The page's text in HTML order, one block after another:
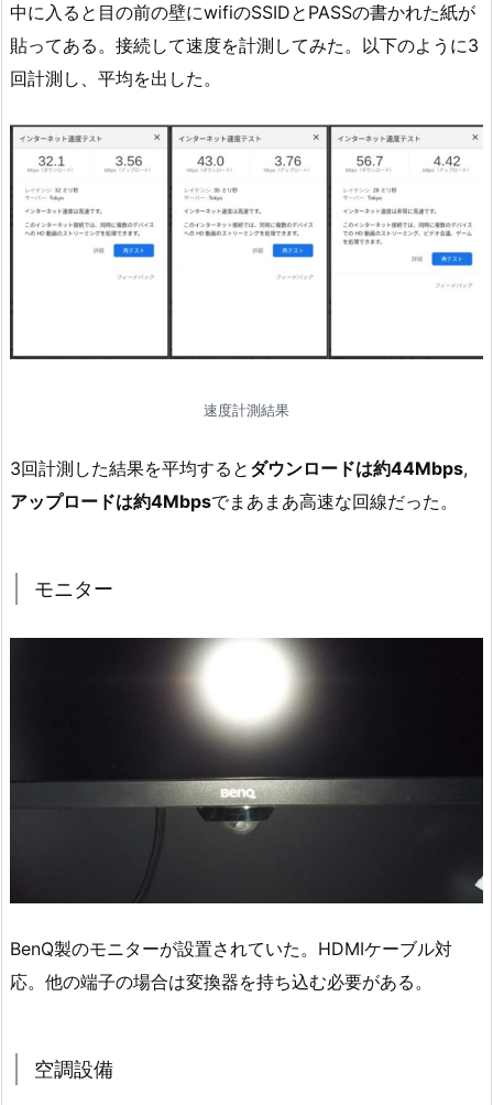
中に入ると目の前の壁にwifiのSSIDとPASSの書かれた紙が
貼ってある。接続して速度を計測してみた。以下のように3
回計測し、平均を出した。
速度計測結果
3回計測した結果を平均すると ダウンロードは約44Mbps,
アップロードは約4Mbpsでまあまあ高速な回線だった。
モニター
BenQ製のモニターが設置されていた。HDMIケーブル対
応。他の端子の場合は変換器を持ち込む必要がある。
空調設備